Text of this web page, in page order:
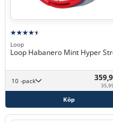
Loop
Loop Habanero Mint Hyper
10 -pack
Köp